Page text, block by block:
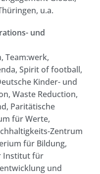
u.a.
und
Team:werk,
Spirit of football,
Kinder- und
Waste Reduction,
Paritätische
für Werte,
Zentrum
für Bildung,
Institut für
und